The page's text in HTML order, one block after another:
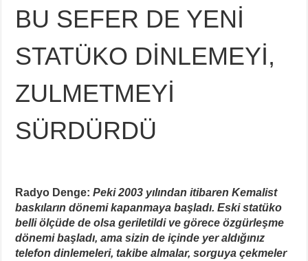
BU SEFER DE YENİ
STATÜKO DİNLEMEYİ,
ZULMETMEYİ
SÜRDÜRDÜ
Radyo Denge:Peki 2003 yılından itibaren Kemalist
baskıların dönemi kapanmaya başladı. Eski statüko
belli ölçüde de olsa geriletildi ve görece özgürleşme
dönemi başladı, ama sizin de içinde yer aldığınız
telefon dinlemeleri, takibe almalar, sorguya çekmeler